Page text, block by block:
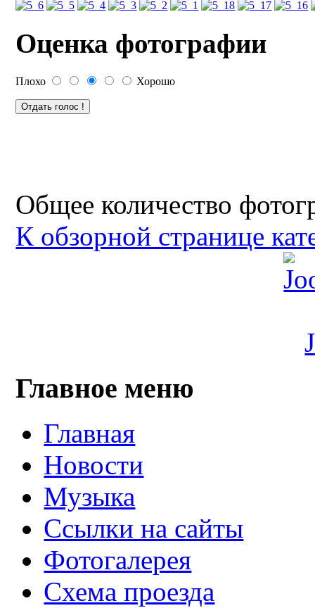
Оценка фотографии
Плохо Хорошо
Общее количество
К обзорной странице
Главное меню
Главная
Новости
Музыка
Ссылки на сайты
Фотогалерея
Схема проезда